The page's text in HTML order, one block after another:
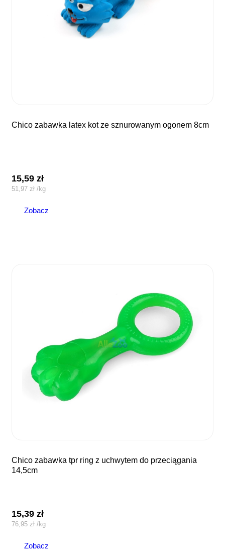
chico zabawka latex kot ze sznurowanym ogonem 8cm
15,59zł
51,97 zł /kg
Zobacz
chico zabawka tpr ring z uchwytem do przeciągania
14,5cm
15,39zł
76,95 zł /kg
Zobacz